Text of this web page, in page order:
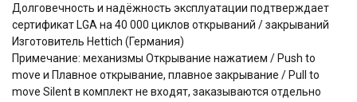
Долговечность и надёжность эксплуатации подтверждает
сертификат LGA на 40 000 циклов открываний / закрываний
Изготовитель Hettich (Германия)
Примечание: механизмы Открывание нажатием / Push to
move и Плавное открывание, плавное закрывание / Pull to
move Silent в комплект не входят, заказываются отдельно